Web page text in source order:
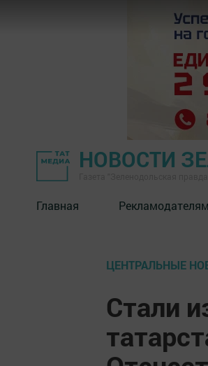
НОВОСТИ
Главная Рекламодателям
ЦЕНТРАЛЬНЫЕ
Стали